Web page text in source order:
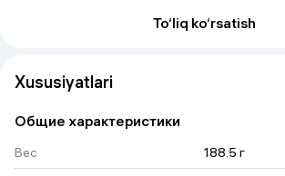
To‘liq ko‘rsatish
Xususiyatlari
Общие характеристики
Вес
188.5 г